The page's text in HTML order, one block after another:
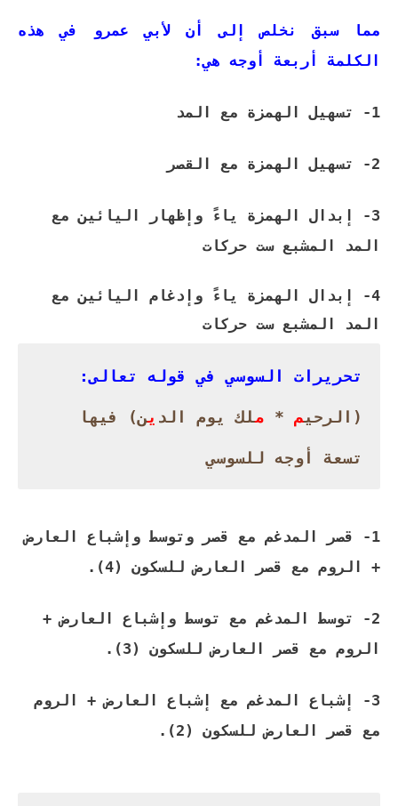
مما سبق نخلص إلى أن لأبي عمرو في هذه
الكلمة أربعة أوجه هي:
1- تسهيل الهمزة مع المد
2- تسهيل الهمزة مع القصر
3- إبدال الهمزة ياءً وإظهار اليائين مع
المد المشبع ست حركات
4- إبدال الهمزة ياءً وإدغام اليائين مع
المد المشبع ست حركات
تحريرات السوسي في قوله تعالى:
(الرحيم * ملك يوم الد ين) فيها
تسعة أوجه للسوسي
1- قصر المدغم مع قصر وتوسط وإشباع العارض
+ الروم مع قصر العارض للسكون (4).
2- توسط المدغم مع توسط وإشباع العارض +
الروم مع قصر العارض للسكون (3).
3- إشباع المدغم مع إشباع العارض + الروم
مع قصر العارض للسكون (2).